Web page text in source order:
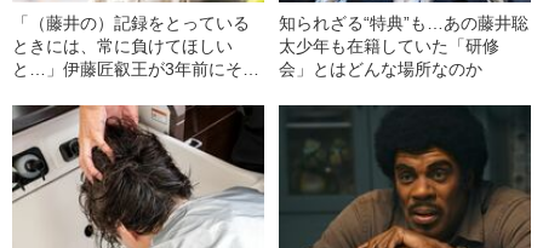
「（藤井の）記録をとっている
ときには、常に負けてほしい
と…」伊藤匠叡王が3年前にそう
知られざる“特典”も…あの藤井聡
太少年も在籍していた「研修
会」とはどんな場所なのか